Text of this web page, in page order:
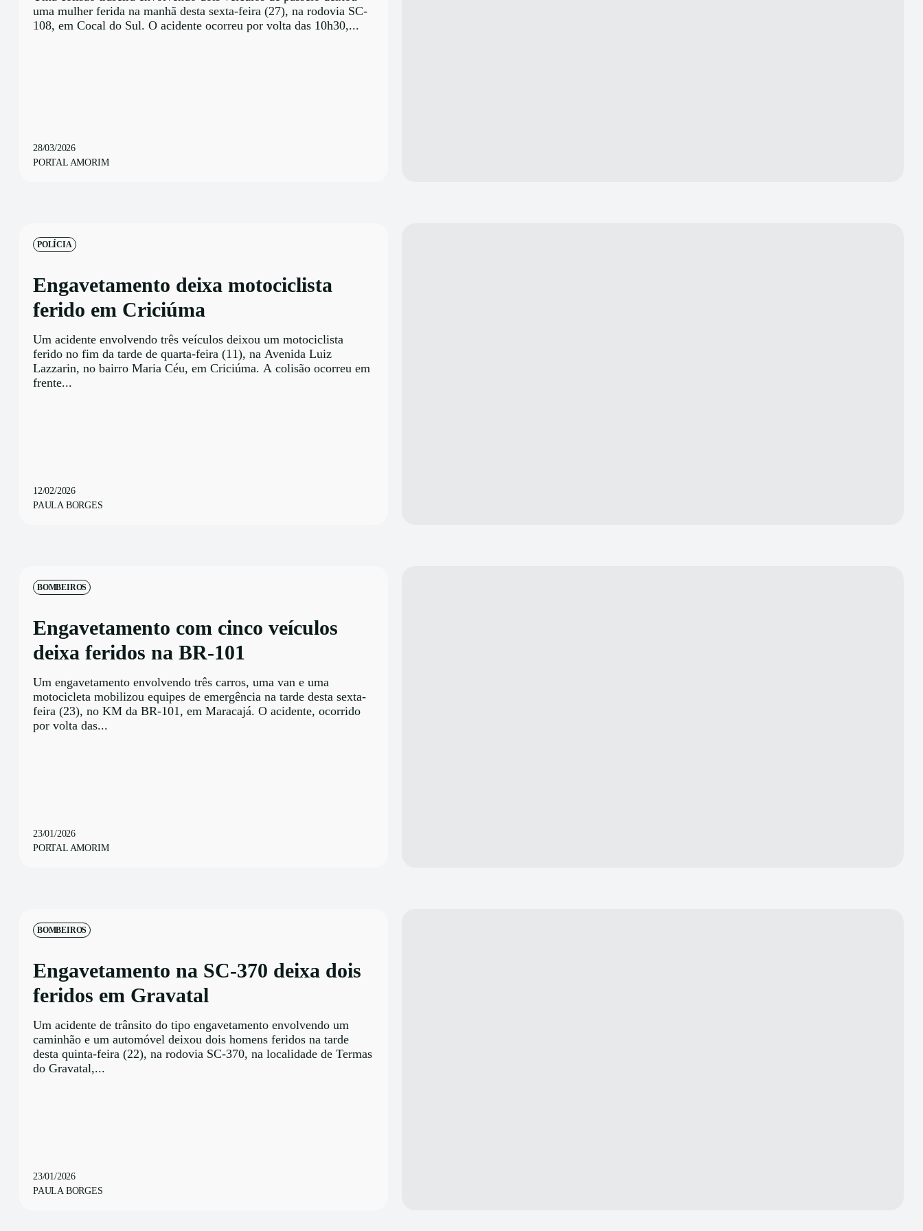
uma mulher ferida na manhã desta sexta-feira (27), na rodovia SC-
108, em Cocal do Sul. O acidente ocorreu por volta das 10h30,...
28/03/2026
PORTAL AMORIM
POLÍCIA
Engavetamento deixa motociclista
ferido em Criciúma
Um acidente envolvendo três veículos deixou um motociclista
ferido no fim da tarde de quarta-feira (11), na Avenida Luiz
Lazzarin, no bairro Maria Céu, em Criciúma. A colisão ocorreu em
frente...
12/02/2026
PAULA BORGES
BOMBEIROS
Engavetamento com cinco veículos
deixa feridos na BR-101
Um engavetamento envolvendo três carros, uma van e uma
motocicleta mobilizou equipes de emergência na tarde desta sexta-
feira (23), no KM da BR-101, em Maracajá. O acidente, ocorrido
por volta das...
23/01/2026
PORTAL AMORIM
BOMBEIROS
Engavetamento na SC-370 deixa dois
feridos em Gravatal
Um acidente de trânsito do tipo engavetamento envolvendo um
caminhão e um automóvel deixou dois homens feridos na tarde
desta quinta-feira (22), na rodovia SC-370, na localidade de Termas
do Gravatal,...
23/01/2026
PAULA BORGES